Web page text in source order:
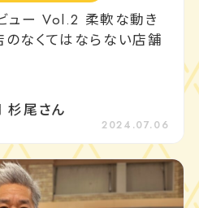
ュー Vol.2 柔軟な動き
なくてはならない店舗
杉尾さん
2024.07.06